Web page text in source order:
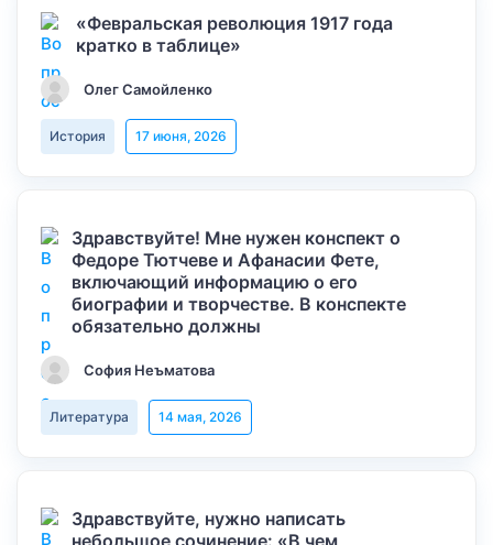
«Февральская революция 1917 года
кратко в таблице»
Олег Самойленко
История 17 июня, 2026
Здравствуйте! Мне нужен конспект о
Федоре Тютчеве и Афанасии Фете,
включающий информацию о его
биографии и творчестве. В конспекте
обязательно должны
София Неъматова
Литература 14 мая, 2026
Здравствуйте, нужно написать
небольшое сочинение: «В чем